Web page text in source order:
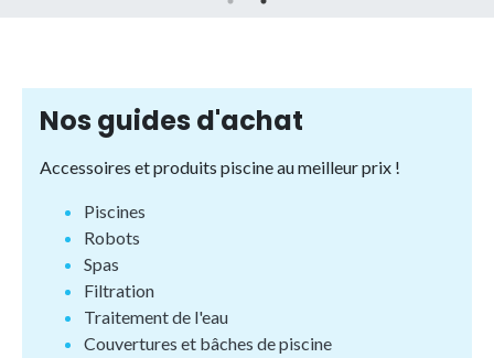
Nos guides d'achat
Accessoires et produits piscine au meilleur prix !
Piscines
Robots
Spas
Filtration
Traitement de l'eau
Couvertures et bâches de piscine